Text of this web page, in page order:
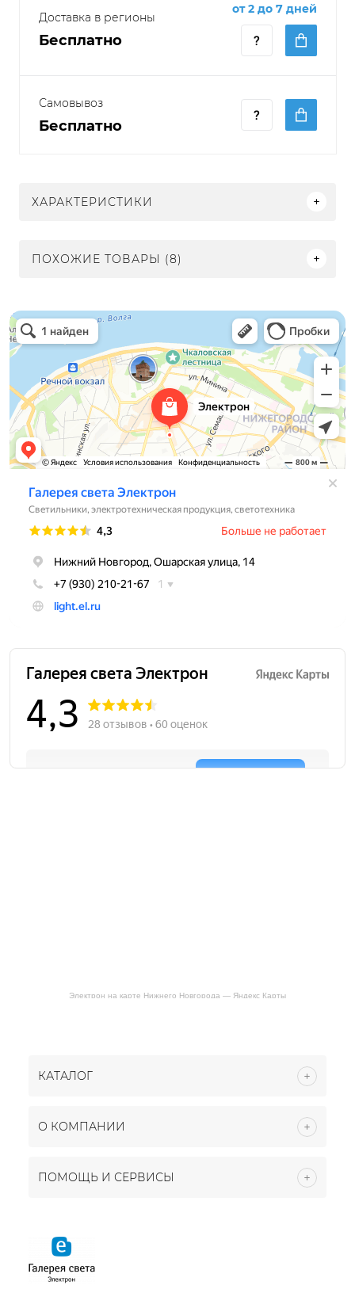
Доставка в регионы
Бесплатно
от 2 до 7 дней
Самовывоз
Бесплатно
ХАРАКТЕРИСТИКИ
ПОХОЖИЕ ТОВАРЫ (8)
Электрон
Светильники в Нижнем Новгороде
Электротехническая продукция в Нижнем Новгороде
Электрон на карте Нижнего Новгорода — Яндекс Карты
КАТАЛОГ
О КОМПАНИИ
ПОМОЩЬ И СЕРВИСЫ